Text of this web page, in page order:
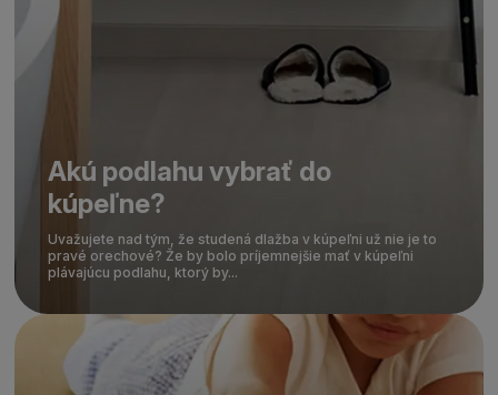
Akú podlahu vybrať do
kúpeľne?
Uvažujete nad tým, že studená dlažba v kúpeľni už nie je to
pravé orechové? Že by bolo príjemnejšie mať v kúpeľni
plávajúcu podlahu, ktorý by...